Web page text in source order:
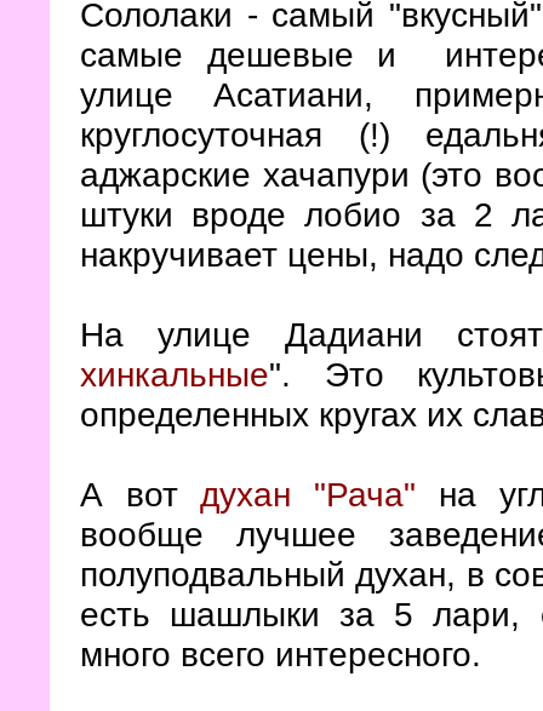
Сололаки - самый
самые дешевые и
улице Асатиани,
круглосуточная (!)
аджарские хачапури (это
штуки вроде лобио за 2
накручивает цены, надо
На улице Дадиани
хинкальные". Это
определенных кругах их
А вотдухан "Рача" на
вообще лучшее
полуподвальный духан, в
есть шашлыки за 5 лари,
много всего интересного.